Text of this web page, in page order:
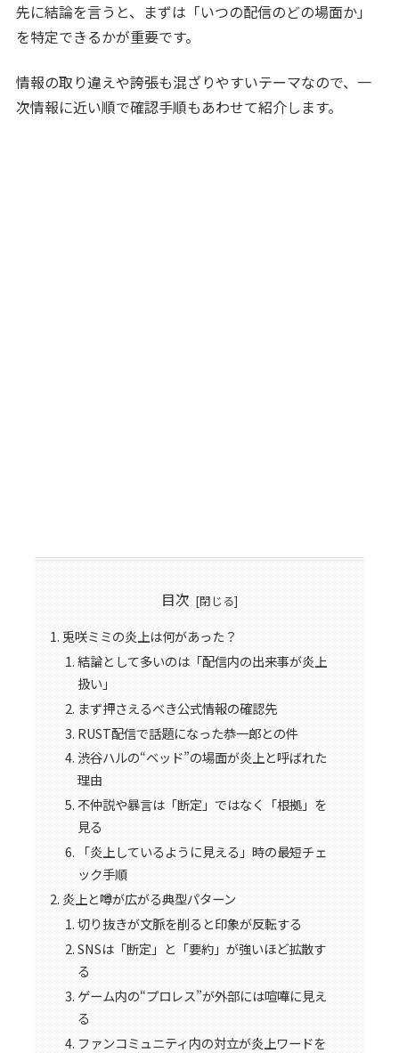
先に結論を言うと、まずは「いつの配信のどの場面か」
を特定できるかが重要です。
情報の取り違えや誇張も混ざりやすいテーマなので、一
次情報に近い順で確認手順もあわせて紹介します。
目次
兎咲ミミの炎上は何があった？
結論として多いのは「配信内の出来事が炎上
扱い」
まず押さえるべき公式情報の確認先
RUST配信で話題になった恭一郎との件
渋谷ハルの“ベッド”の場面が炎上と呼ばれた
理由
不仲説や暴言は「断定」ではなく「根拠」を
見る
「炎上しているように見える」時の最短チェ
ック手順
炎上と噂が広がる典型パターン
切り抜きが文脈を削ると印象が反転する
SNSは「断定」と「要約」が強いほど拡散す
る
ゲーム内の“プロレス”が外部には喧嘩に見え
る
ファンコミュニティ内の対立が炎上ワードを